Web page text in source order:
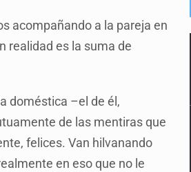
acompañando a la pareja en
realidad es la suma de
doméstica –el de él,
de las mentiras que
felices. Van hilvanando
en eso que no le